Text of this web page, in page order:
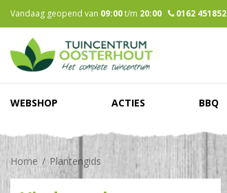
naar
Home Plantengids
Vandaag geopend van 09:00t/m 20:00 0162 451852
WEBSHOP ACTIES BBQ